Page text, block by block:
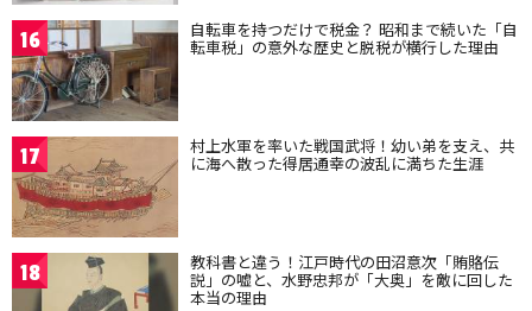
16 自転車を持つだけで税金？ 昭和まで続いた「自
転車税」の意外な歴史と脱税が横行した理由
17 村上水軍を率いた戦国武将！幼い弟を支え、共
に海へ散った得居通幸の波乱に満ちた生涯
18 教科書と違う！江戸時代の田沼意次「賄賂伝
説」の嘘と、水野忠邦が「大奥」を敵に回した
本当の理由